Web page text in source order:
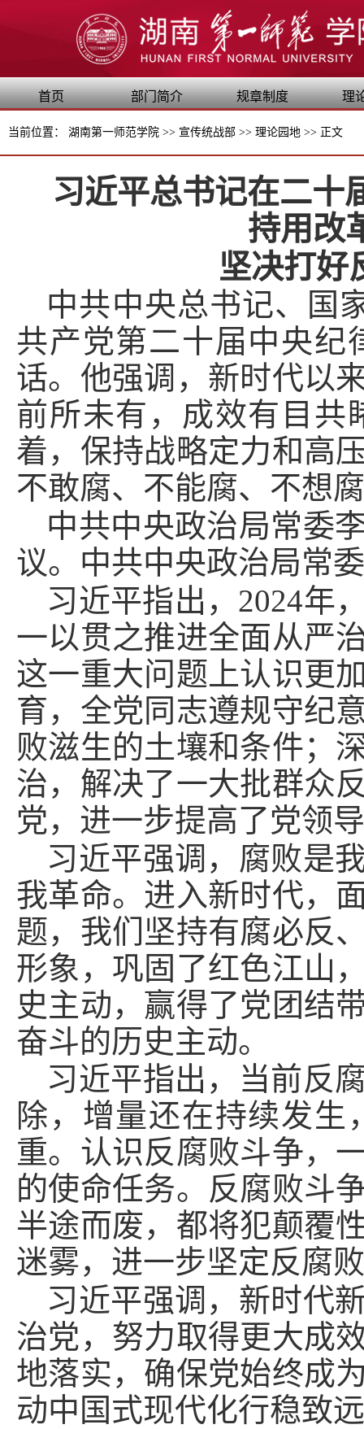
首页 部门简介 规章制度 理
当前位置： 湖南第一师范学院 >> 宣传统战部 >> 理论园地 >> 正文
习近平总书记在二十
持用改
坚决打好
中共中央总书记、国
共产党第二十届中央纪
话。他强调，新时代以
前所未有，成效有目共
着，保持战略定力和高
不敢腐、不能腐、不想
中共中央政治局常委
议。中共中央政治局常
习近平指出，2024年
一以贯之推进全面从严
这一重大问题上认识更
育，全党同志遵规守纪
败滋生的土壤和条件；
治，解决了一大批群众
党，进一步提高了党领
习近平强调，腐败是
我革命。进入新时代，
题，我们坚持有腐必反
形象，巩固了红色江山
史主动，赢得了党团结
奋斗的历史主动。
习近平指出，当前反
除，增量还在持续发生
重。认识反腐败斗争，
的使命任务。反腐败斗
半途而废，都将犯颠覆
迷雾，进一步坚定反腐
习近平强调，新时代
治党，努力取得更大成
地落实，确保党始终成
动中国式现代化行稳致